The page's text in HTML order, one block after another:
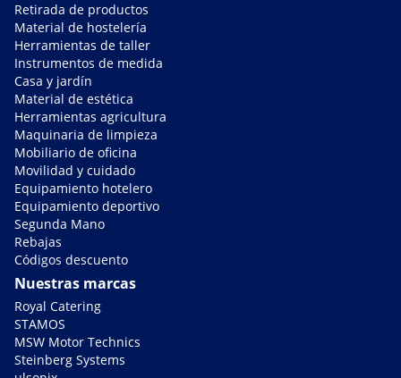
Retirada de productos
Material de hostelería
Herramientas de taller
Instrumentos de medida
Casa y jardín
Material de estética
Herramientas agricultura
Maquinaria de limpieza
Mobiliario de oficina
Movilidad y cuidado
Equipamiento hotelero
Equipamiento deportivo
Segunda Mano
Rebajas
Códigos descuento
Nuestras marcas
Royal Catering
STAMOS
MSW Motor Technics
Steinberg Systems